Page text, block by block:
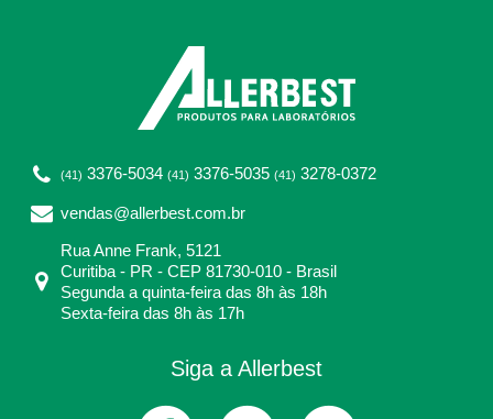
(41) 3376-5034 (41) 3376-5035 (41) 3278-0372
vendas@allerbest.com.br
Rua Anne Frank, 5121
Curitiba - PR - CEP 81730-010 - Brasil
Segunda a quinta-feira das 8h às 18h
Sexta-feira das 8h às 17h
Siga a Allerbest